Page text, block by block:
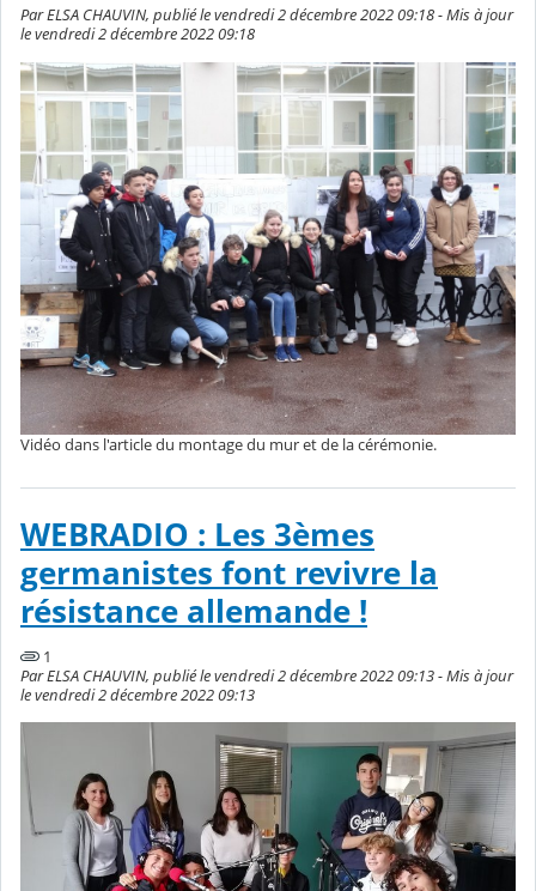
Par ELSA CHAUVIN, publié le vendredi 2 décembre 2022 09:18 - Mis à jour
le vendredi 2 décembre 2022 09:18
Vidéo dans l'article du montage du mur et de la cérémonie.
WEBRADIO : Les 3èmes
germanistes font revivre la
résistance allemande !
1
Par ELSA CHAUVIN, publié le vendredi 2 décembre 2022 09:13 - Mis à jour
le vendredi 2 décembre 2022 09:13